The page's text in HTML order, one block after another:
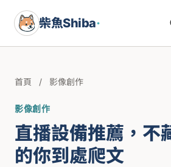
柴魚Shiba·
首頁 / 影像創作
影像創作
直播設備推薦，不
的你到處爬文